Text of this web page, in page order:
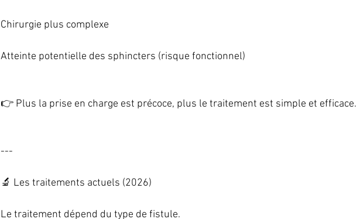
Chirurgie plus complexe
Atteinte potentielle des sphincters (risque fonctionnel)
👉 Plus la prise en charge est précoce, plus le traitement est simple et efficace.
---
🔬 Les traitements actuels (2026)
Le traitement dépend du type de fistule.